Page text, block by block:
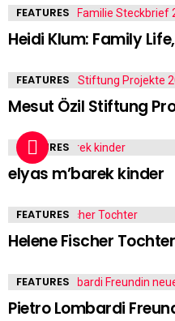
FEATURES
Heidi Klum: Family
FEATURES
Mesut Özil Stiftung
FEATURES
elyas m’barek kinder
FEATURES
Helene Fischer Tochter
FEATURES
Pietro Lombardi